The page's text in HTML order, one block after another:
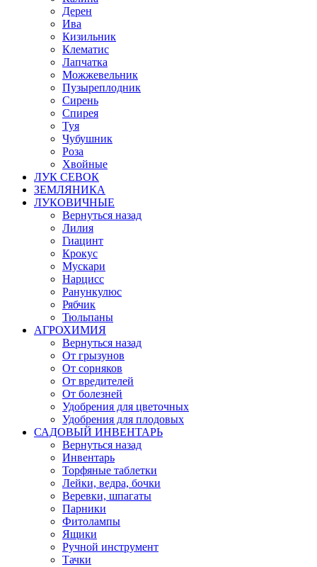
Дерен
Ива
Кизильник
Клематис
Лапчатка
Можжевельник
Пузыреплодник
Сирень
Спирея
Туя
Чубушник
Роза
Хвойные
ЛУК СЕВОК
ЗЕМЛЯНИКА
ЛУКОВИЧНЫЕ
Вернуться назад
Лилия
Гиацинт
Крокус
Мускари
Нарцисс
Ранункулюс
Рябчик
Тюльпаны
АГРОХИМИЯ
Вернуться назад
От грызунов
От сорняков
От вредителей
От болезней
Удобрения для цветочных
Удобрения для плодовых
САДОВЫЙ ИНВЕНТАРЬ
Вернуться назад
Инвентарь
Торфяные таблетки
Лейки, ведра, бочки
Веревки, шпагаты
Парники
Фитолампы
Ящики
Ручной инструмент
Тачки